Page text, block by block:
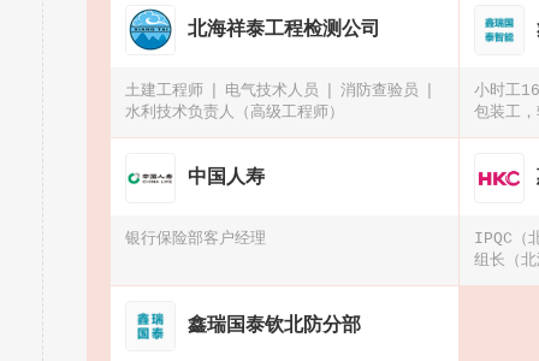
北海祥泰工程检测公司
土建工程师 电气技术人员
消防查验员
水利技术负责人（高级工程师）
小时工
包装工
块一小时
中国人寿
银行保险部客户经理
IPQC（
组长（
科五金）
鑫瑞国泰钦北防分部